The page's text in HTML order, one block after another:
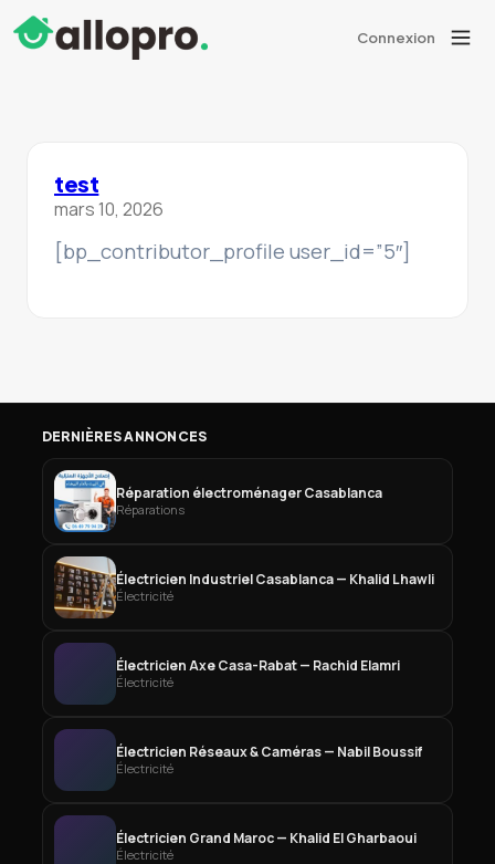
Connexion
test
mars 10, 2026
[bp_contributor_profile user_id=”5″]
DERNIÈRES ANNONCES
Réparation électroménager Casablanca
Réparations
Électricien Industriel Casablanca — Khalid Lhawli
Électricité
Électricien Axe Casa-Rabat — Rachid Elamri
Électricité
Électricien Réseaux & Caméras — Nabil Boussif
Électricité
Électricien Grand Maroc — Khalid El Gharbaoui
Électricité